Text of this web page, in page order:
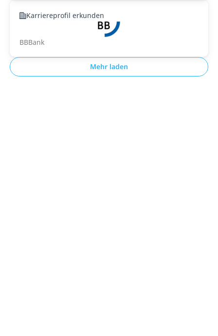
Karriereprofil erkunden
BBBank
Mehr laden